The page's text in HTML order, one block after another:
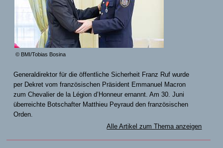
© BMI/Tobias Bosina
Generaldirektor für die öffentliche Sicherheit Franz Ruf wurde
per Dekret vom französischen Präsident Emmanuel Macron
zum Chevalier de la Légion d’Honneur ernannt. Am 30. Juni
überreichte Botschafter Matthieu Peyraud den französischen
Orden.
Alle Artikel zum Thema anzeigen